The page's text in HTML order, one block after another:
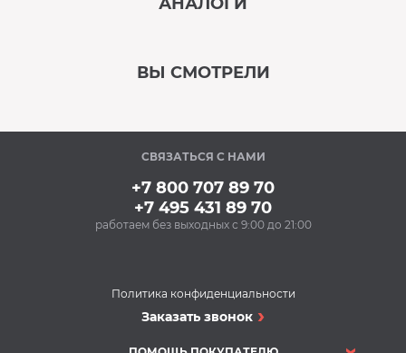
Душевая кабина TIMO
Eco TE-0709
ВЫ СМОТРЕЛИ
Под заказ
СВЯЗАТЬСЯ С НАМИ
+7 800 707 89 70
+7 495 431 89 70
работаем без выходных с 9:00 до 21:00
Политика конфиденциальности
Заказать звонок